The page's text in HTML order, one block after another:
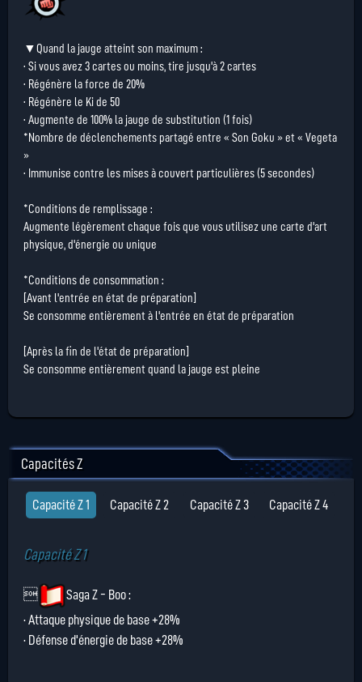
▼Quand la jauge atteint son maximum :
· Si vous avez 3 cartes ou moins, tire jusqu'à 2 cartes
· Régénère la force de 20%
· Régénère le Ki de 50
· Augmente de 100% la jauge de substitution (1 fois)
*Nombre de déclenchements partagé entre « Son Goku » et « Vegeta
»
· Immunise contre les mises à couvert particulières (5 secondes)
*Conditions de remplissage :
Augmente légèrement chaque fois que vous utilisez une carte d'art
physique, d'énergie ou unique
*Conditions de consommation :
[Avant l'entrée en état de préparation]
Se consomme entièrement à l'entrée en état de préparation
[Après la fin de l'état de préparation]
Se consomme entièrement quand la jauge est pleine
Capacités Z
Capacité Z 1 Capacité Z 2 Capacité Z 3 Capacité Z 4
Capacité Z 1
 Saga Z - Boo:
· Attaque physique de base +28%
· Défense d'énergie de base +28%